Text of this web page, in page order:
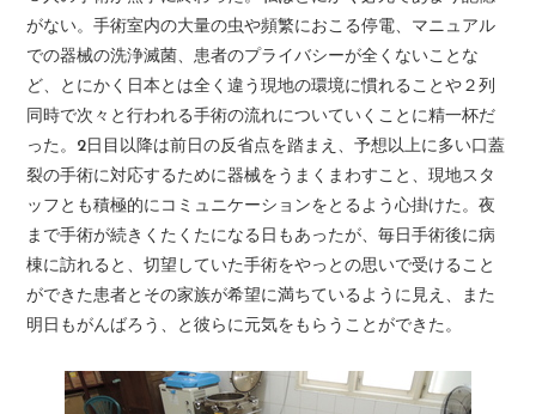
がない。手術室内の大量の虫や頻繁におこる停電、マニュアル
での器械の洗浄滅菌、患者のプライバシーが全くないことな
ど、とにかく日本とは全く違う現地の環境に慣れることや２列
同時で次々と行われる手術の流れについていくことに精一杯だ
った。2日目以降は前日の反省点を踏まえ、予想以上に多い口蓋
裂の手術に対応するために器械をうまくまわすこと、現地スタ
ッフとも積極的にコミュニケーションをとるよう心掛けた。夜
まで手術が続きくたくたになる日もあったが、毎日手術後に病
棟に訪れると、切望していた手術をやっとの思いで受けること
ができた患者とその家族が希望に満ちているように見え、また
明日もがんばろう、と彼らに元気をもらうことができた。